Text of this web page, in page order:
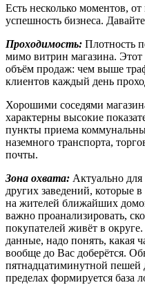
Есть несколько моментов,
успешность бизнеса.
Проходимость: Плотность
мимо витрин магазина. Этот
объём продаж: чем выше
клиентов каждый день
Хорошими соседями
характерны высокие
пункты приема
наземного транспорта,
почты.
Зона охвата: Актуально
других заведений, которые
на жителей ближайших
важно проанализировать,
покупателей живёт в
данные, надо понять, какая
вообще до Вас доберётся.
пятнадцатиминутной
пределах формируется база